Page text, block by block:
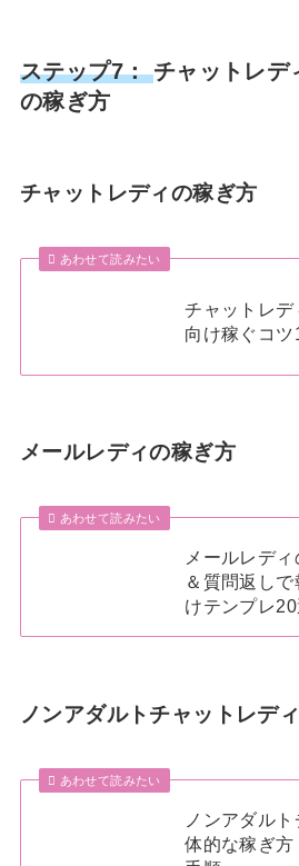
ステップ7： チャットレデ
の稼ぎ方
チャットレディの稼ぎ方
あわせて読みたい
チャットレ
向け稼ぐコツ
メールレディの稼ぎ方
あわせて読みたい
メールレデ
＆質問返し
けテンプレ
ノンアダルトチャットレデ
あわせて読みたい
ノンアダル
体的な稼ぎ